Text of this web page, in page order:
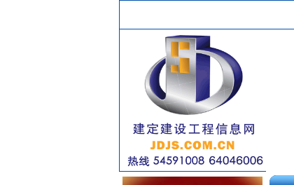
矿粉 [采购中]
墙地面砖 [采购中]
玻璃幕墙 [采购中]
高压电器 [采购中]
阀门组件 [采购中]
油漆涂料 [采购中]
防雷接地 [采购中]
二头隔栅射灯 [采购中]
胡桃木 [采购中]
给排水管件 [采购中]